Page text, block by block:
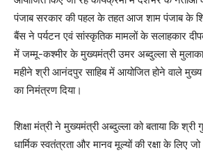
पंजाब सरकार की पहल के तहत आज शाम पंजाब के
बैंस ने पर्यटन एवं सांस्कृतिक मामलों के सलाहकार
में जम्मू-कश्मीर के मुख्यमंत्री उमर अब्दुल्ला से
महीने श्री आनंदपुर साहिब में आयोजित होने वाले मुख्य
का निमंत्रण दिया।
शिक्षा मंत्री ने मुख्यमंत्री अब्दुल्ला को बताया कि
धार्मिक स्वतंत्रता और मानव मूल्यों की रक्षा के लिए जो